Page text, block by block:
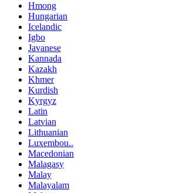
Hmong
Hungarian
Icelandic
Igbo
Javanese
Kannada
Kazakh
Khmer
Kurdish
Kyrgyz
Latin
Latvian
Lithuanian
Luxembou..
Macedonian
Malagasy
Malay
Malayalam